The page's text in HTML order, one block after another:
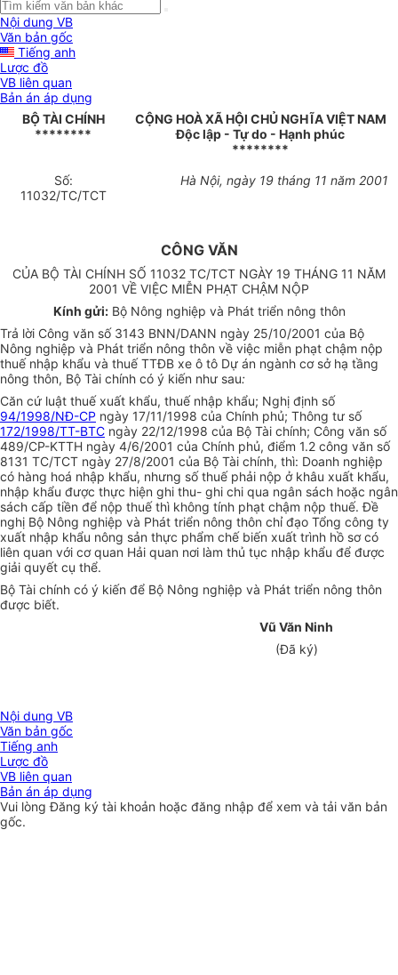
Nội dung VB
Văn bản gốc
Tiếng anh
Lược đồ
VB liên quan
Bản án áp dụng
BỘ TÀI CHÍNH
********
CỘNG HOÀ XÃ HỘI CHỦ NGHĨA VIỆT NAM
Độc lập - Tự do - Hạnh phúc
********
Số:
11032/TC/TCT
Hà Nội, ngày 19 tháng 11 năm 2001
CÔNG VĂN
CỦA BỘ TÀI CHÍNH SỐ 11032 TC/TCT NGÀY 19 THÁNG 11 NĂM
2001 VỀ VIỆC MIỄN PHẠT CHẬM NỘP
Kính gửi:Bộ Nông nghiệp và Phát triển nông thôn
Trả lời Công văn số 3143 BNN/DANN ngày 25/10/2001 của Bộ
Nông nghiệp và Phát triển nông thôn về việc miễn phạt chậm nộp
thuế nhập khẩu và thuế TTĐB xe ô tô Dự án ngành cơ sở hạ tầng
nông thôn, Bộ Tài chính có ý kiến như sau:
Căn cứ luật thuế xuất khẩu, thuế nhập khẩu; Nghị định số
94/1998/NĐ-CP ngày 17/11/1998 của Chính phủ; Thông tư số
172/1998/TT-BTC ngày 22/12/1998 của Bộ Tài chính; Công văn số
489/CP-KTTH ngày 4/6/2001 của Chính phủ, điểm 1.2 công văn số
8131 TC/TCT ngày 27/8/2001 của Bộ Tài chính, thì: Doanh nghiệp
có hàng hoá nhập khẩu, nhưng số thuế phải nộp ở khâu xuất khẩu,
nhập khẩu được thực hiện ghi thu- ghi chi qua ngân sách hoặc ngân
sách cấp tiền để nộp thuế thì không tính phạt chậm nộp thuế. Đề
nghị Bộ Nông nghiệp và Phát triển nông thôn chỉ đạo Tổng công ty
xuất nhập khẩu nông sản thực phẩm chế biến xuất trình hồ sơ có
liên quan với cơ quan Hải quan nơi làm thủ tục nhập khẩu để được
giải quyết cụ thể.
Bộ Tài chính có ý kiến để Bộ Nông nghiệp và Phát triển nông thôn
được biết.
Vũ Văn Ninh
(Đã ký)
Nội dung VB
Văn bản gốc
Tiếng anh
Lược đồ
VB liên quan
Bản án áp dụng
Vui lòngĐăng ký tài khoản hoặc đăng nhập để xem và tải văn bản
gốc.